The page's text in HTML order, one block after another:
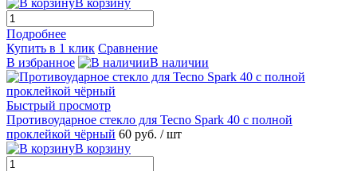
Подробнее
Купить в 1 клик Сравнение
В избранное
В наличии
Быстрый просмотр
Противоударное стекло для Tecno Spark 40 с полной
проклейкой чёрный 60 руб. / шт
В корзину